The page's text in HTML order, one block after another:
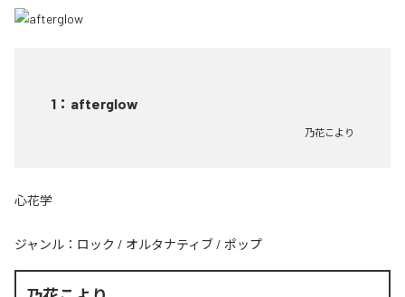
1 ： afterglow
乃花こより
心花学
ジャンル： ロック / オルタナティブ / ポップ